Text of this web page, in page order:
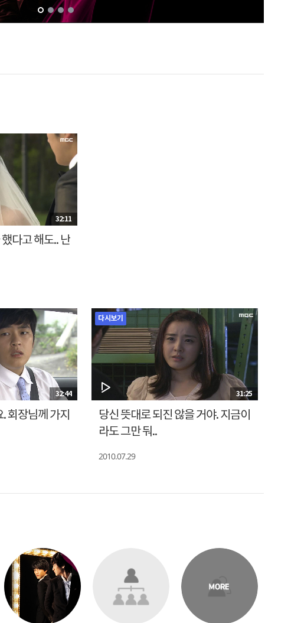
32:11
다고 해도.. 난
32:44
회장님께 가지
다시보기
31:25
당신 뜻대로 되진 않을 거야. 지금이
라도 그만 둬..
2010.07.29